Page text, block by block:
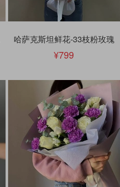
哈萨克斯坦鲜花-33枝粉玫瑰
799